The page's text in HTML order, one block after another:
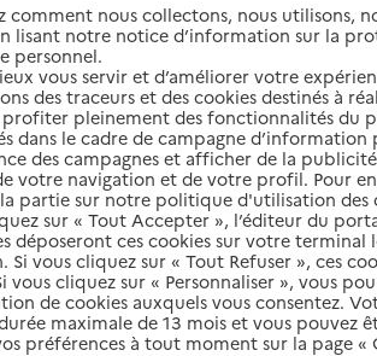
par email
Partager sur Facebook
Partager sur X
Partager sur Linkedin
partager sur Facebook, LinkedIn, X et
autoriser le dépôt de cookies.
comment nous collectons, nous utilisons,
lisant notre notice d’information sur la
personnel.
vous servir et d’améliorer votre
des traceurs et des cookies destinés à
pleinement des fonctionnalités du
dans le cadre de campagne d’information
des campagnes et afficher de la
votre navigation et de votre profil. Pour
partie sur notre politique d'utilisation des
sur « Tout Accepter », l’éditeur du
déposeront ces cookies sur votre terminal
Si vous cliquez sur « Tout Refuser », ces
vous cliquez sur « Personnaliser », vous
de cookies auxquels vous consentez.
maximale de 13 mois et vous pouvez
préférences à tout moment sur la page «